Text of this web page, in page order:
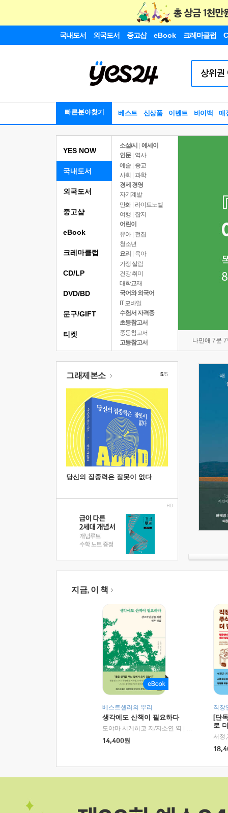
국내도서 외국도서 중고샵 eBook 크레마클럽
빠른분야찾기 베스트 신상품 이벤트 바이백 매
YES NOW
국내도서
소설/시
에세이
인문
역사
예술 | 종교
사회 | 과학
경제 경영
자기계발
만화 | 라이트노벨
여행
잡지
어린이
유아 | 전집
청소년
요리
육아
가정 살림
건강 취미
대학교재
국어와 외국어
IT 모바일
수험서 자격증
초등참고서
중등참고서
고등참고서
나민애 7문
외국도서
중고샵
eBook
크레마클럽
CD/LP
DVD/BD
문구/GIFT
티켓
그래제본소
당신의 집중력은 잘못이 없다
5/5
지금, 이 책
베스트셀러의 뿌리
생각에도 산책이 필요하다
도야마 시게히코 저/지소연 역
알에이치코리
14,400원
직장
[단
로